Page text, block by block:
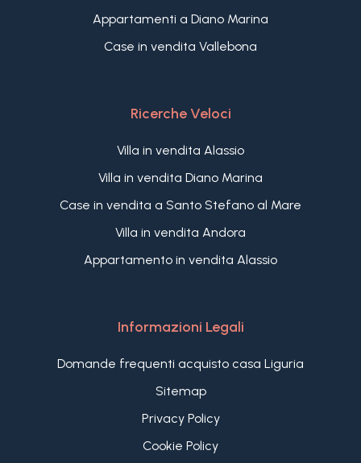
Appartamenti a Diano Marina
Case in vendita Vallebona
Ricerche Veloci
Villa in vendita Alassio
Villa in vendita Diano Marina
Case in vendita a Santo Stefano al Mare
Villa in vendita Andora
Appartamento in vendita Alassio
Informazioni Legali
Domande frequenti acquisto casa Liguria
Sitemap
Privacy Policy
Cookie Policy